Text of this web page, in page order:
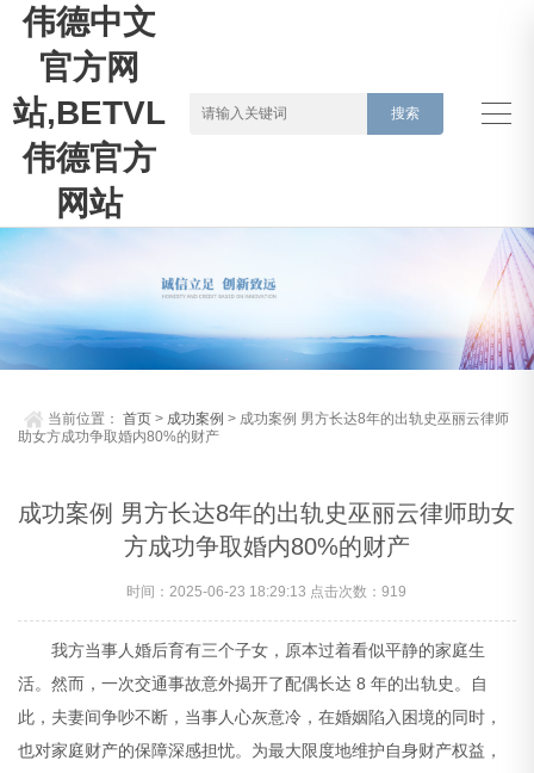
伟德中文
官方网
站,BETVLCTOR
伟德官方
网站
当前位置：首页 > 成功案例 > 成功案例 男方长达8年的出轨史巫丽云律师
助女方成功争取婚内80%的财产
成功案例 男方长达8年的出轨史巫丽云律师助女
方成功争取婚内80%的财产
时间：2025-06-23 18:29:13 点击次数：919
我方当事人婚后育有三个子女，原本过着看似平静的家庭生
活。然而，一次交通事故意外揭开了配偶长达 8 年的出轨史。自
此，夫妻间争吵不断，当事人心灰意冷，在婚姻陷入困境的同时，
也对家庭财产的保障深感担忧。为最大限度地维护自身财产权益，